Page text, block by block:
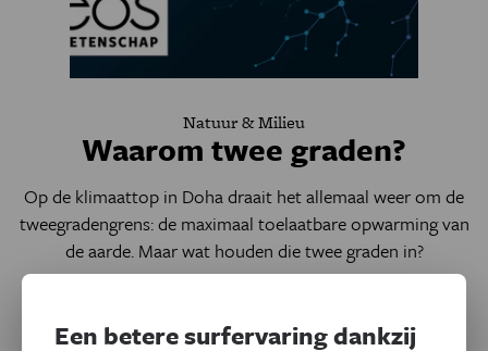
Natuur & Milieu
Waarom twee graden?
Op de klimaattop in Doha draait het allemaal weer om de
tweegradengrens: de maximaal toelaatbare opwarming van
de aarde. Maar wat houden die twee graden in?
Een betere surfervaring dankzij